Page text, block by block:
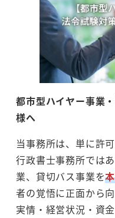
都市型ハイヤー事業
様へ
当事務所は、単に許
行政書士事務所では
業、貸切バス事業を
者の覚悟に正面から
実情・経営状況・資